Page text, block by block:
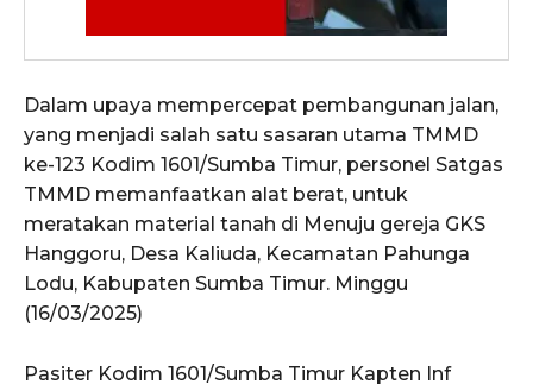
Dalam upaya mempercepat pembangunan jalan,
yang menjadi salah satu sasaran utama TMMD
ke-123 Kodim 1601/Sumba Timur, personel Satgas
TMMD memanfaatkan alat berat, untuk
meratakan material tanah di Menuju gereja GKS
Hanggoru, Desa Kaliuda, Kecamatan Pahunga
Lodu, Kabupaten Sumba Timur. Minggu
(16/03/2025)
Pasiter Kodim 1601/Sumba Timur Kapten Inf